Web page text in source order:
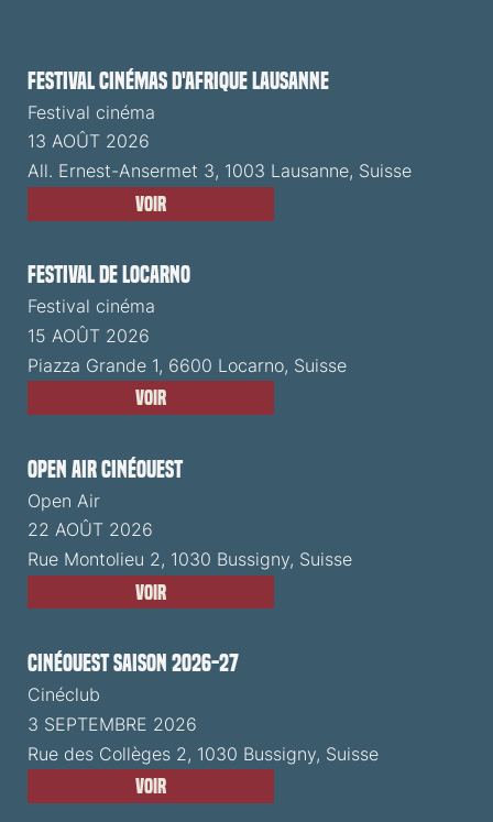
Festival cinémas d'Afrique Lausanne
Festival cinéma
13 AOÛT 2026
All. Ernest-Ansermet 3, 1003 Lausanne, Suisse
Voir
Festival de Locarno
Festival cinéma
15 AOÛT 2026
Piazza Grande 1, 6600 Locarno, Suisse
Voir
Open Air CinéOuest
Open Air
22 AOÛT 2026
Rue Montolieu 2, 1030 Bussigny, Suisse
Voir
CinéOuest Saison 2026-27
Cinéclub
3 SEPTEMBRE 2026
Rue des Collèges 2, 1030 Bussigny, Suisse
Voir